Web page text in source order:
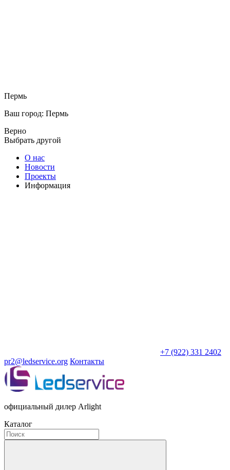
Пермь
Ваш город: Пермь
Верно
Выбрать другой
О нас
Новости
Проекты
Информация
+7 (922) 331 2402
pr2@ledservice.org Контакты
официальный дилер Arlight
Каталог